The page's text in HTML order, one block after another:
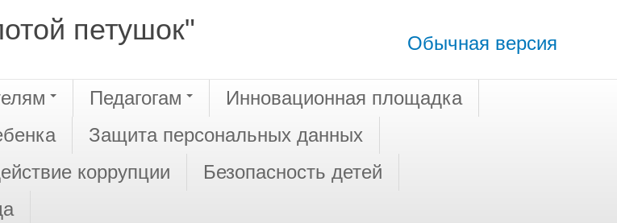
петушок" Обычная версия
Педагогам
Инновационная площадка
Защита персональных данных
коррупции
Безопасность детей